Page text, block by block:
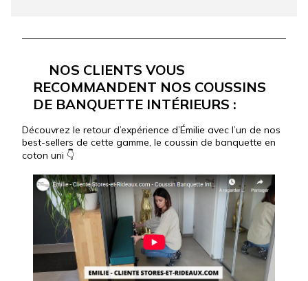
NOS CLIENTS VOUS
RECOMMANDENT NOS COUSSINS
DE BANQUETTE INTÉRIEURS :
Découvrez le retour d’expérience d’Émilie avec l’un de nos
best-sellers de cette gamme, le coussin de banquette en
coton uni 👇